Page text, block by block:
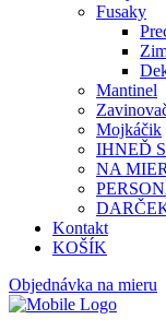
Fusaky
Mantinel
Mojkáčik
IHNEĎ
NA
Kontakt
KOŠÍK
Objednávka na mieru